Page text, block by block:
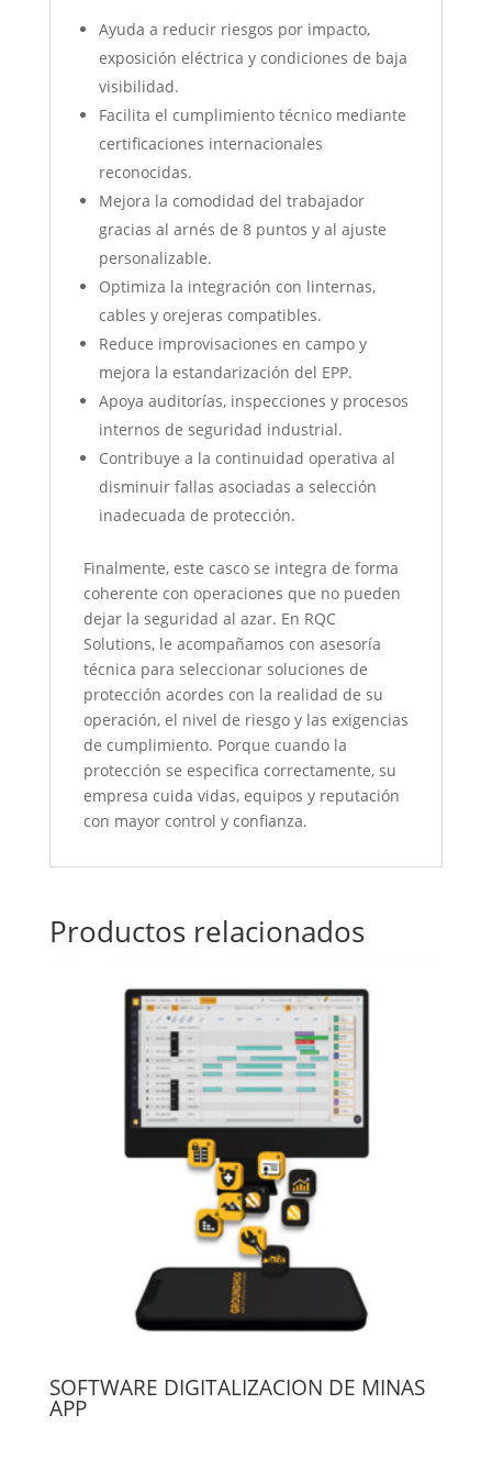
Ayuda a reducir riesgos por impacto,
exposición eléctrica y condiciones de baja
visibilidad.
Facilita el cumplimiento técnico mediante
certificaciones internacionales
reconocidas.
Mejora la comodidad del trabajador
gracias al arnés de 8 puntos y al ajuste
personalizable.
Optimiza la integración con linternas,
cables y orejeras compatibles.
Reduce improvisaciones en campo y
mejora la estandarización del EPP.
Apoya auditorías, inspecciones y procesos
internos de seguridad industrial.
Contribuye a la continuidad operativa al
disminuir fallas asociadas a selección
inadecuada de protección.
Finalmente, este casco se integra de forma
coherente con operaciones que no pueden
dejar la seguridad al azar. En RQC
Solutions, le acompañamos con asesoría
técnica para seleccionar soluciones de
protección acordes con la realidad de su
operación, el nivel de riesgo y las exigencias
de cumplimiento. Porque cuando la
protección se especifica correctamente, su
empresa cuida vidas, equipos y reputación
con mayor control y confianza.
Productos relacionados
SOFTWARE DIGITALIZACION DE MINAS
APP